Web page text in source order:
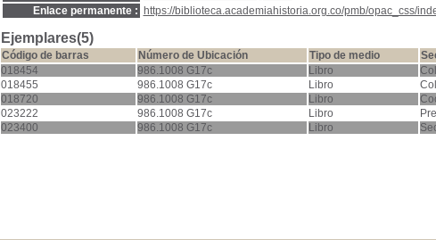
Enlace permanente :
https://biblioteca.academiahistoria.org.co/pmb/opac_css/
Ejemplares(5)
Código de barras Número de Ubicación Tipo de medio
018454
986.1008 G17c Libro
018455
986.1008 G17c Libro
018720
986.1008 G17c Libro
023222
986.1008 G17c Libro
023400
986.1008 G17c Libro